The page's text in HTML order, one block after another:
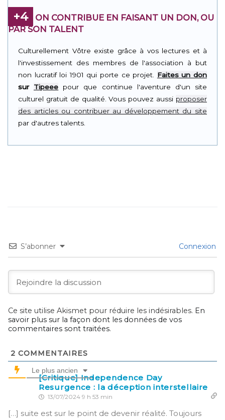
+4
ON CONTRIBUE EN FAISANT UN DON, OU
PAR SON TALENT
Culturellement Vôtre existe grâce à vos lectures et à
l'investissement des membres de l'association à but
non lucratif loi 1901 qui porte ce projet. Faites un don
sur Tipeee pour que continue l'aventure d'un site
culturel gratuit de qualité. Vous pouvez aussi proposer
des articles ou contribuer au développement du site
par d'autres talents.
S’abonner Connexion
Ce site utilise Akismet pour réduire les indésirables. En
savoir plus sur la façon dont les données de vos
commentaires sont traitées.
2 COMMENTAIRES
Le plus ancien
[Critique] Independence Day
Resurgence : la déception interstellaire
13/07/2024 9 h 53 min
[…] suite est sur le point de devenir réalité. Toujours